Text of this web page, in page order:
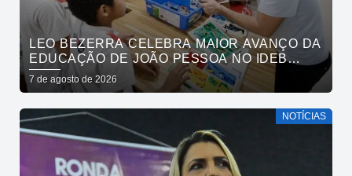
LEO BEZERRA CELEBRA MAIOR AVANÇO DA
EDUCAÇÃO DE JOÃO PESSOA NO IDEB
ENTRE CAPITAIS DO NORDESTE
7 de agosto de 2026
NOTÍCIAS